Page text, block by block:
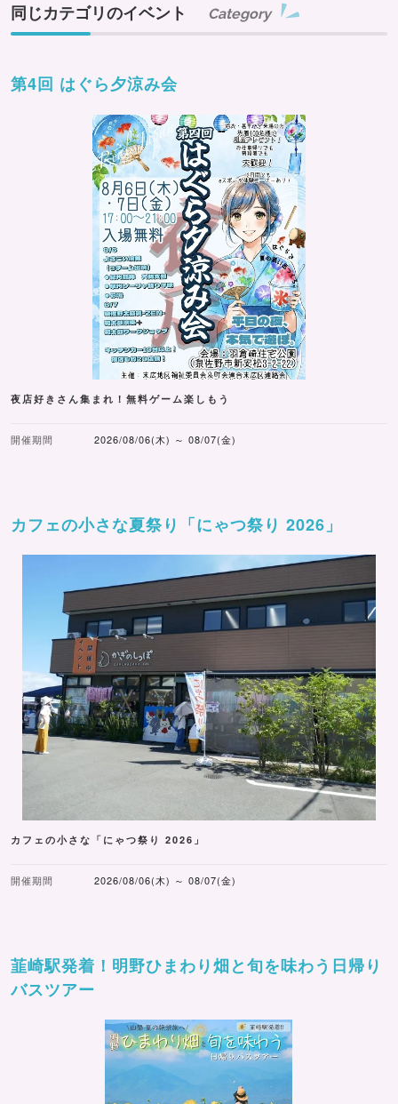
同じカテゴリのイベント Category
第4回 はぐら夕涼み会
夜店好きさん集まれ！無料ゲーム楽しもう
開催期間 2026/08/06(木) ～ 08/07(金)
カフェの小さな夏祭り「にゃつ祭り 2026」
カフェの小さな「にゃつ祭り 2026」
開催期間 2026/08/06(木) ～ 08/07(金)
韮崎駅発着！明野ひまわり畑と旬を味わう日帰り
バスツアー